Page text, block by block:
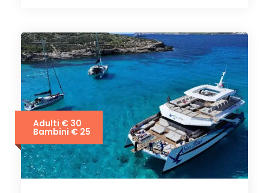
Adulti € 30
Bambini € 25